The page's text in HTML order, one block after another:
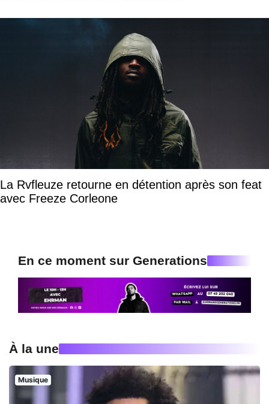
La Rvfleuze retourne en détention après son feat
avec Freeze Corleone
En ce moment sur Generations
À la une
Musique